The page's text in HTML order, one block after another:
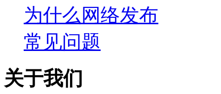
为什么网络发布
常见问题
关于我们